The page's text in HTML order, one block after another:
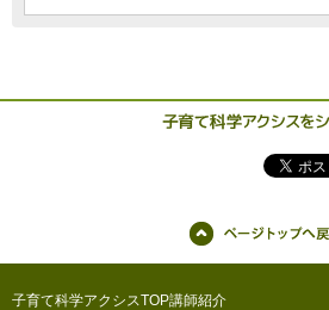
子育て科学アクシスTOP講師紹介